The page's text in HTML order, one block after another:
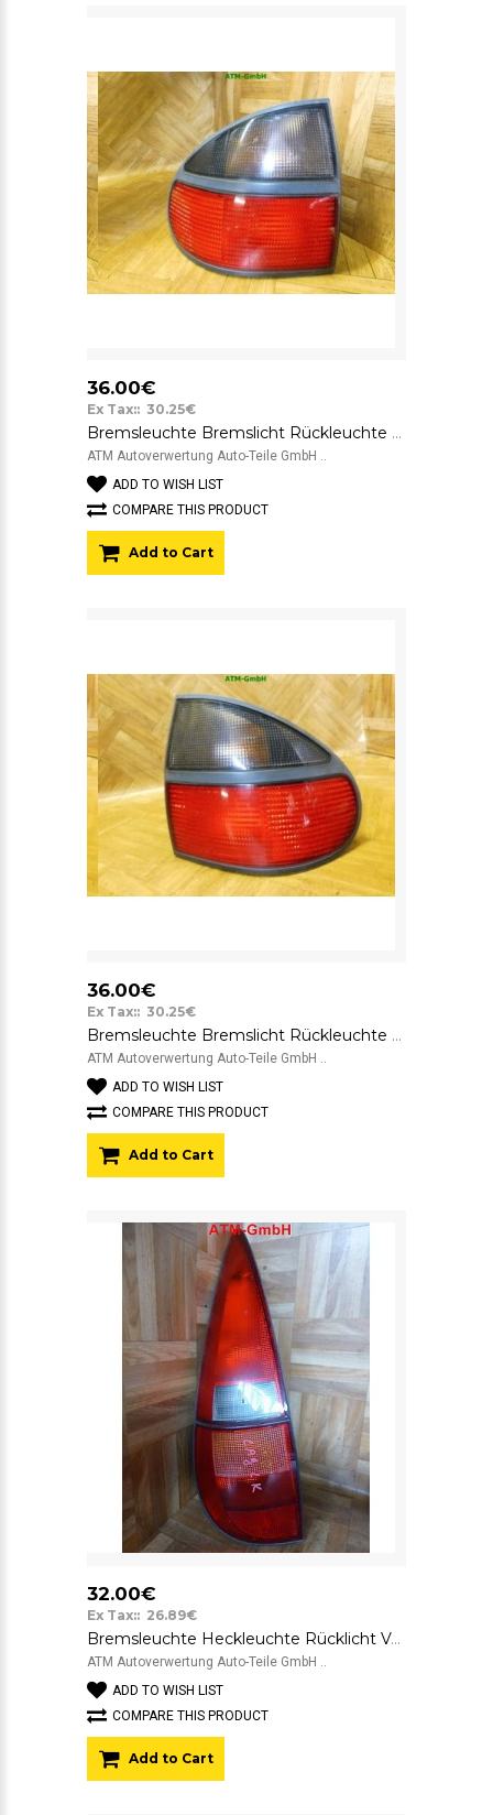
36.00€
Ex Tax:: 30.25€
Bremsleuchte Bremslicht Rückleuchte Rücklicht Renault Laguna 1 I Kombi links
ATM Autoverwertung Auto-Teile GmbH ..
ADD TO WISH LIST
COMPARE THIS PRODUCT
Add to Cart
36.00€
Ex Tax:: 30.25€
Bremsleuchte Bremslicht Rückleuchte Rücklicht Renault Laguna 1 I Kombi rechts
ATM Autoverwertung Auto-Teile GmbH ..
ADD TO WISH LIST
COMPARE THIS PRODUCT
Add to Cart
32.00€
Ex Tax:: 26.89€
Bremsleuchte Heckleuchte Rücklicht Valeo links Kombi Renault Laguna BJ 1997-2003
ATM Autoverwertung Auto-Teile GmbH ..
ADD TO WISH LIST
COMPARE THIS PRODUCT
Add to Cart